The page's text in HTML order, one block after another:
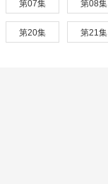
第07集 第08集
第20集 第21集